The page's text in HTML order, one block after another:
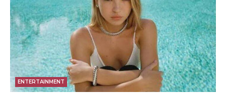
ENTERTAINMENT